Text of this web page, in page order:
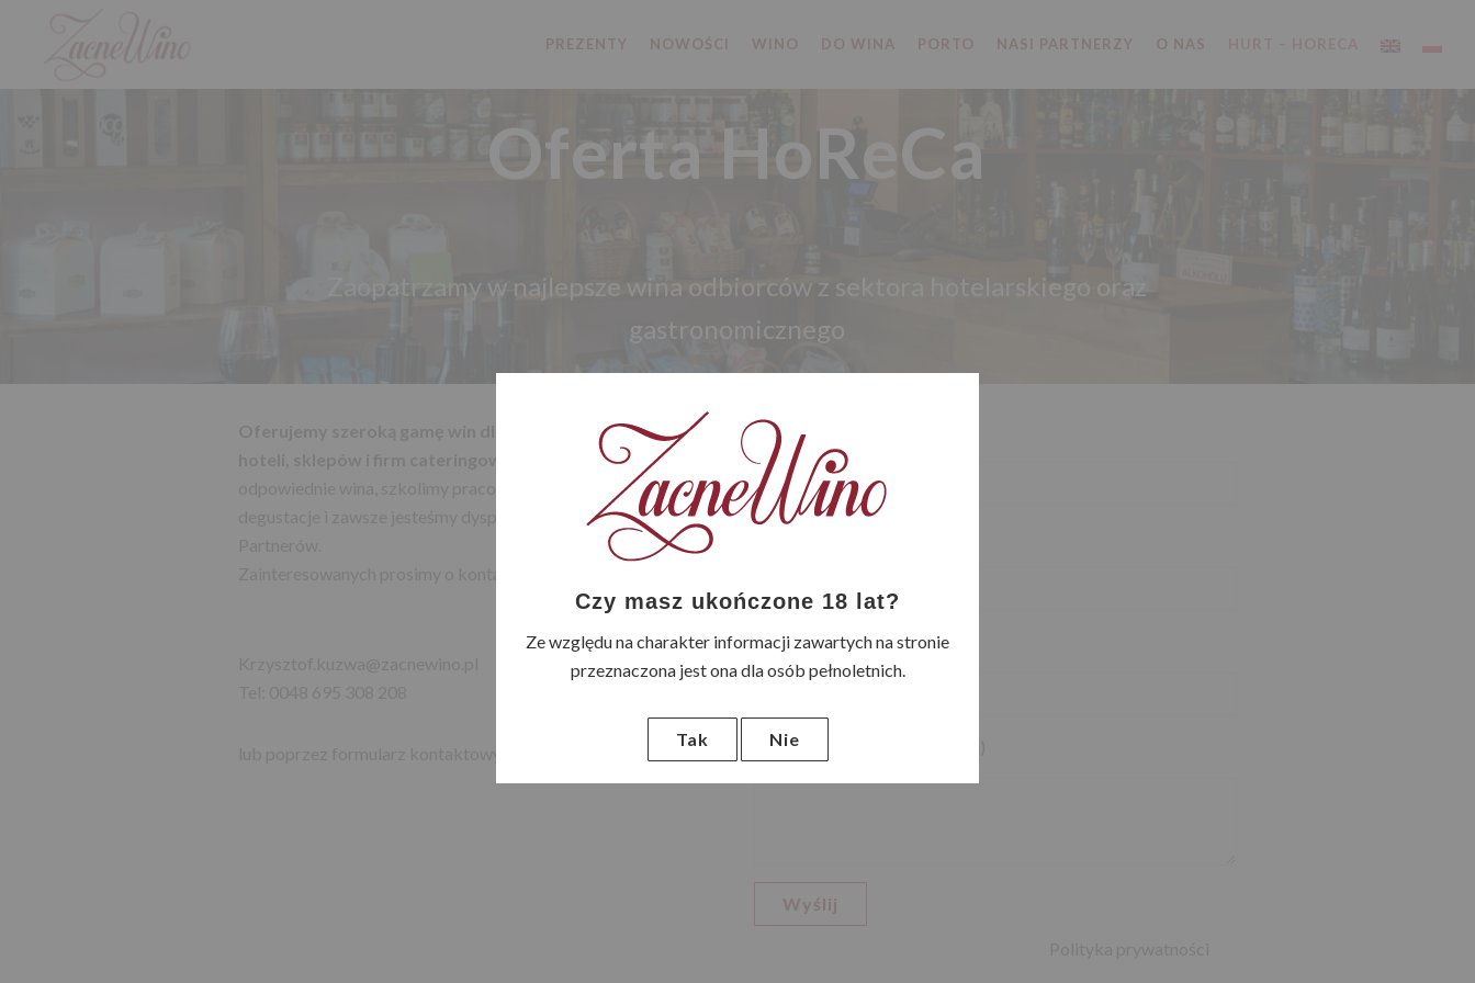
PREZENTY NOWOŚCI WINO DO WINA PORTO NASI PARTNERZY O NAS
Oferta HoReCa
Zaopatrzamy w najlepsze wina odbiorców z sektora hotelarskiego oraz
gastronomicznego
Oferujemy szeroką gamę win dla kawiarni, restauracji,
Pomagamy dobrać
odpowiednie wina, szkolimy pracowników, organizujemy
degustacje i zawsze jesteśmy dyspozycyjni dla naszych
Imię i nazwisko (wymagane)
Temat (wymagany)
Treść wiadomości (wymagana)
Czy masz ukończone 18 lat?
Ze względu na charakter informacji zawartych na stronie
przeznaczona jest ona dla osób pełnoletnich.
Tak Nie